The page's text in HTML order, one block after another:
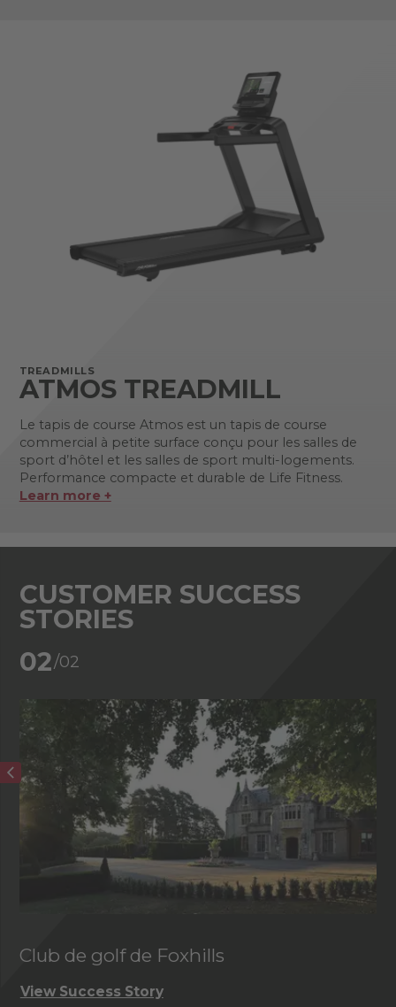
TREADMILLS
ATMOS TREADMILL
Le tapis de course Atmos est un tapis de course
commercial à petite surface conçu pour les salles de
sport d’hôtel et les salles de sport multi-logements.
Performance compacte et durable de Life Fitness.
Learn more +
CUSTOMER SUCCESS
STORIES
02/02
Club de golf de Foxhills
View Success Story